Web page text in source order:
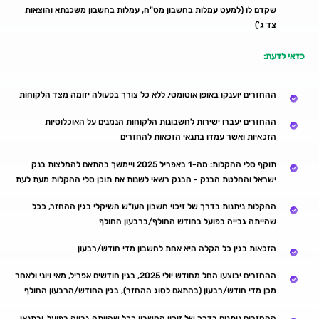
שקדם לו (למעט עמלות בחשבון מט"ח, עמלות בחשבון משכנתא והוצאות
צד ג')
כדאי לדעת:
ההחזרים יוענקו באופן אוטומטי, ללא כל צורך בפעולה יזומה מצד הלקוחות
ההחזרים יעברו ישירות לחשבונות הלקוחות הנמנים על האוכלוסיות
הזכאיות ואשר עמדו בתנאי הזכאות להחזרים
תוקף סלי ההקלות: מה-1 באפריל 2025 ויימשך בהתאם להמלצות בנק
ישראל והחלטת הבנק - הבנק רשאי לשנות את תוכן סלי ההקלות מעת לעת
ההקלות ניתנות בדרך של זיכוי חשבון העו"ש השיקלי בגין ההחזר, ככל
שהייתה גבייה בפועל בחודש החולף/ברבעון החולף
הזכאות בגין כל הקלה היא אחת לחשבון מדי חודש/רבעון
ההחזרים יבוצעו החל מחודש יולי 2025, בגין חודשים אפריל, מאי ויוני ולאחר
מכן מדי חודש/רבעון (בהתאם לסוג ההחזר), בגין החודש/הרבעון החולף